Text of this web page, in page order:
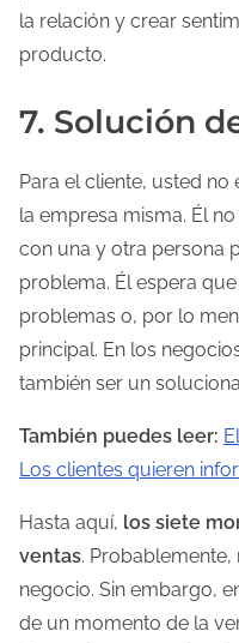
la relación y crear
producto.
7. Solución
Para el cliente, usted
la empresa misma. Él
con una y otra persona
problema. Él espera
problemas o, por lo
principal. En los
también ser un
También puedes leer:
Los clientes quieren
Hasta aquí, los siete
ventas.
negocio. Sin embargo,
de un momento de la